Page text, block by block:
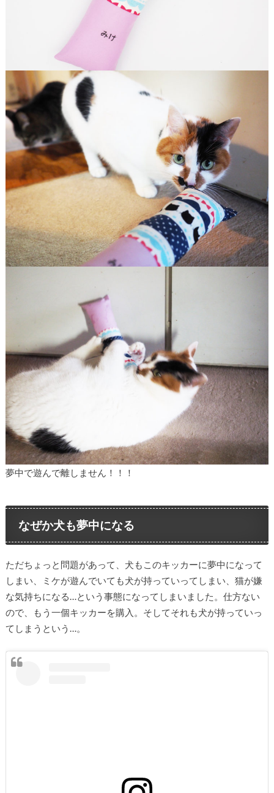
夢中で遊んで離しません！！！
なぜか犬も夢中になる
ただちょっと問題があって、犬もこのキッカーに夢中になって
しまい、ミケが遊んでいても犬が持っていってしまい、猫が嫌
な気持ちになる…という事態になってしまいました。仕方ない
ので、もう一個キッカーを購入。そしてそれも犬が持っていっ
てしまうという…。